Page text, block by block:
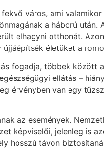
város, ami
a háború után.
elhagyni otthonát.
újjáépítsék életüket a
fogadja, többek között
ellátás –
érvényben van egy
az események.
képviselői, jelenleg is
hosszú távon